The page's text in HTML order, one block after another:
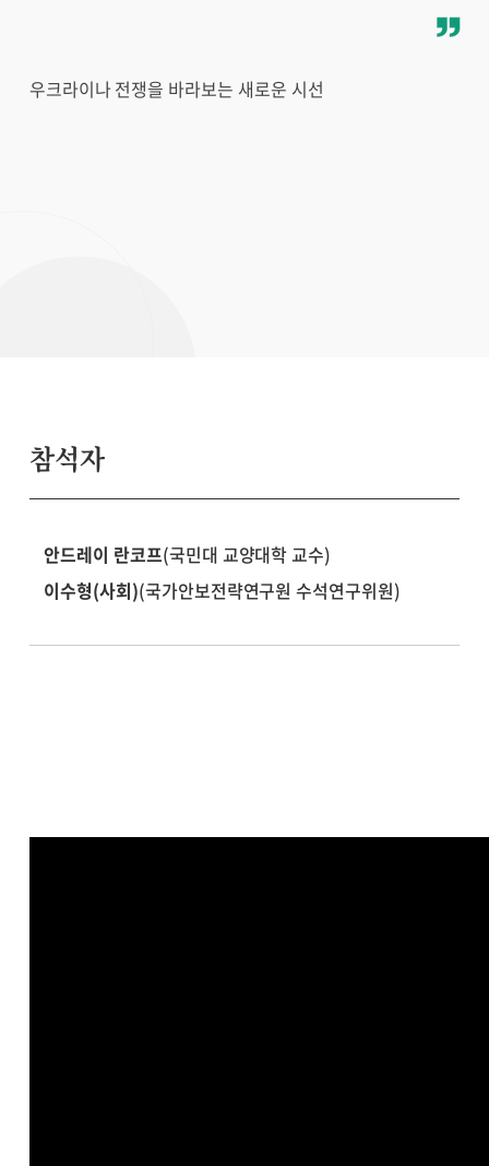
우크라이나 전쟁을 바라보는 새로운 시선
참석자
안드레이 란코프(국민대 교양대학 교수)
이수형(사회)(국가안보전략연구원 수석연구위원)